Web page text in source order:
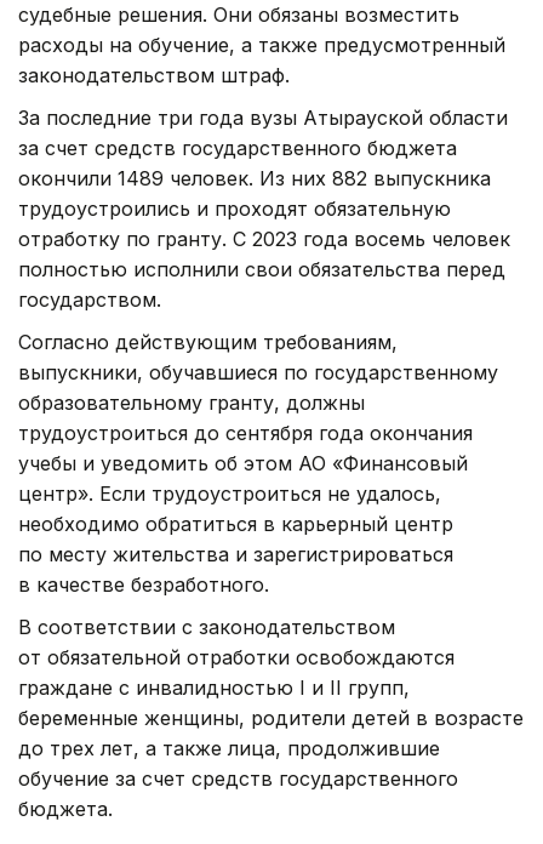
судебные решения. Они обязаны возместить
расходы на обучение, а также предусмотренный
законодательством штраф.
За последние три года вузы Атырауской области
за счет средств государственного бюджета
окончили 1489 человек. Из них 882 выпускника
трудоустроились и проходят обязательную
отработку по гранту. С 2023 года восемь человек
полностью исполнили свои обязательства перед
государством.
Согласно действующим требованиям,
выпускники, обучавшиеся по государственному
образовательному гранту, должны
трудоустроиться до сентября года окончания
учебы и уведомить об этом АО «Финансовый
центр». Если трудоустроиться не удалось,
необходимо обратиться в карьерный центр
по месту жительства и зарегистрироваться
в качестве безработного.
В соответствии с законодательством
от обязательной отработки освобождаются
граждане с инвалидностью I и II групп,
беременные женщины, родители детей в возрасте
до трех лет, а также лица, продолжившие
обучение за счет средств государственного
бюджета.